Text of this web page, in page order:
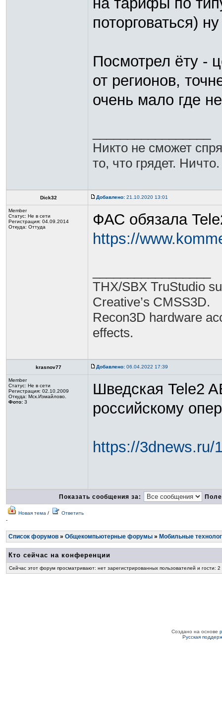
поторговаться)
Посмотрел ёту -
от регионов,
очень мало где
Никто не сможет
то, что грядет. Ничто.
Dick32 Добавлено: 21.10.2020 13:01
Member
Статус: Не в сети
Регистрация: 04.09.2014
Откуда: Оттуда
ФАС обязала
https://
THX/SBX TruStudio
Creative’s CMSS3D.
Recon3D hardware
effects.
krasnov77 Добавлено: 06.04.2022 17:39
Member
Статус: Не в сети
Регистрация: 02.10.2009
Откуда: Мск.Измайлово.
Фото: 3
Шведская Tele2
российскому
https://3dnews.ru/
Показать сообщения за:
Новая тема /
Ответить
-
Список форумов » Общекомпьютерные форумы » Мобильные
Кто сейчас на конференции
Сейчас этот форум просматривают: нет зарегистрированных пользователей и гости: 2
Создано на основе
Русская